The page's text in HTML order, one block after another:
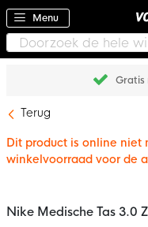
Menu
Gratis
Terug
Dit product is online niet
winkelvoorraad voor de
Nike Medische Tas 3.0